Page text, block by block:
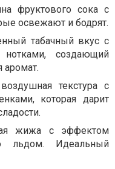
фруктового сока с
освежают и бодрят.
табачный вкус с
создающий
аромат.
текстура с
которая дарит
жижа с эффектом
льдом. Идеальный